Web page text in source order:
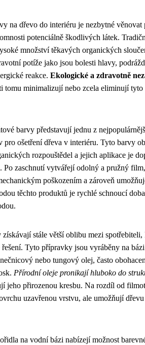
na dřevo do interiéru je nezbytné věnovat
potenciálně škodlivých látek.
množství těkavých organických
potíže jako jsou bolesti hlavy,
reakce. Ekologické a zdravotně
tomu minimalizují nebo zcela eliminují
barvy představují jednu z
pro ošetření dřeva v interiéru. Tyto barvy
rozpouštědel a jejich aplikace je
Po zaschnutí vytvářejí odolný a pružný
poškozením a zároveň
těchto produktů je rychlé schnoucí
stále větší oblibu mezi
Tyto přípravky jsou vyráběny na
nebo tungový olej, často
Přírodní oleje pronikají hluboko do
jeho přirozenou kresbu. Na rozdíl od
uzavřenou vrstvu, ale umožňují
na vodní bázi nabízejí možnost